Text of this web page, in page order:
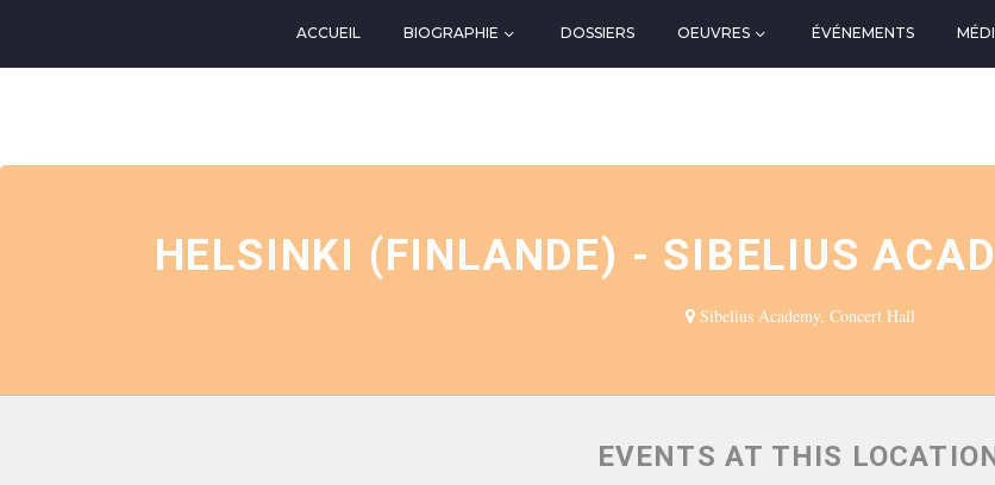
ACCUEIL BIOGRAPHIE DOSSIERS OEUVRES ÉVÉNEMENTS
HELSINKI (FINLANDE) - SIBELIUS
Sibelius Academy, Concert Hall
EVENTS AT THIS